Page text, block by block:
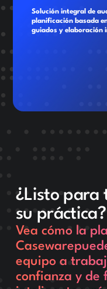
Solución integral de
planificación basada
guiados y elaboración
¿Listo para
su práctica?
Vea cómo la
equipo a
confianza y de